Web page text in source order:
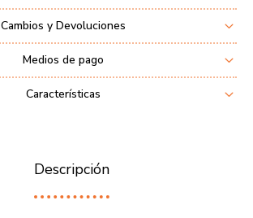
Cambios y Devoluciones
Medios de pago
Características
Descripción